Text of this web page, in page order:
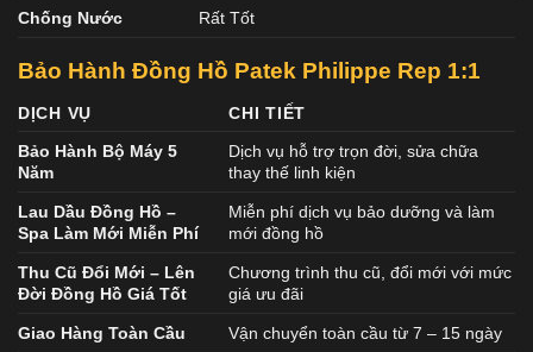
Chống Nước Rất Tốt
Bảo Hành Đồng Hồ Patek Philippe Rep 1:1
DỊCH VỤ
CHI TIẾT
Bảo Hành Bộ Máy 5
Năm
Dịch vụ hỗ trợ trọn đời, sửa chữa
thay thế linh kiện
Lau Dầu Đồng Hồ –
Spa Làm Mới Miễn Phí
Miễn phí dịch vụ bảo dưỡng và làm
mới đồng hồ
Thu Cũ Đổi Mới – Lên
Đời Đồng Hồ Giá Tốt
Chương trình thu cũ, đổi mới với mức
giá ưu đãi
Giao Hàng Toàn Cầu Vận chuyển toàn cầu từ 7 – 15 ngày